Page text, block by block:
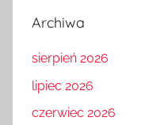
Archiwa
sierpień 2026
lipiec 2026
czerwiec 2026